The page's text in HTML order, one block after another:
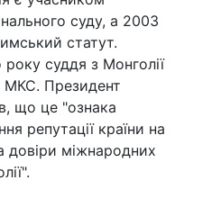
суду, а 2003
статут.
року суддя з Монголії
МКС. Президент
що це "ознака
репутації країни на
довіри міжнародних